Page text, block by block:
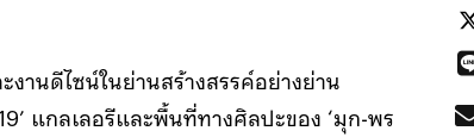
งานดีไซน์ในย่านสร้างสรรค์อย่างย่าน
แกลเลอรีและพื้นที่ทางศิลปะของ ‘มุก-พร